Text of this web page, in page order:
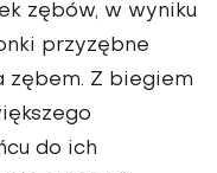
zębów, w wyniku
przyzębne
zębem. Z bie­giem
do ich